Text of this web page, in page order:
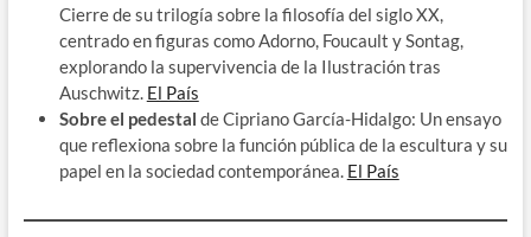
Cierre de su trilogía sobre la filosofía del siglo XX,
centrado en figuras como Adorno, Foucault y Sontag,
explorando la supervivencia de la Ilustración tras
Auschwitz. ​ El País
Sobre el pedestal de Cipriano García-Hidalgo: Un ensayo
que reflexiona sobre la función pública de la escultura y su
papel en la sociedad contemporánea. ​ El País